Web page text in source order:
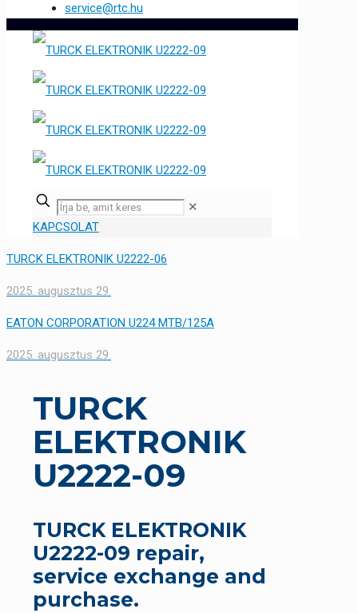
service@rtc.hu
✕
KAPCSOLAT
TURCK ELEKTRONIK U2222-06
2025. augusztus 29.
EATON CORPORATION U224 MTB/125A
2025. augusztus 29.
TURCK
ELEKTRONIK
U2222-09
TURCK ELEKTRONIK
U2222-09 repair,
service exchange and
purchase.